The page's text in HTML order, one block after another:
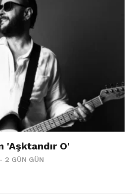
'Aşktandır O'
2 GÜN GÜN